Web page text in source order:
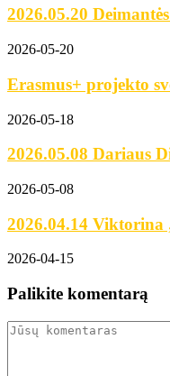
2026.05.20
2026-05-20
Erasmus+ projekto
2026-05-18
2026.05.08 Dariaus
2026-05-08
2026.04.14 Viktorina
2026-04-15
Palikite komentarą